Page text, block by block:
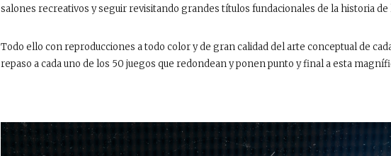
salones recreativos y seguir revisitando grandes títulos fundacionales de la historia de
Todo ello con reproducciones a todo color y de gran calidad del arte conceptual de
repaso a cada uno de los 50 juegos que redondean y ponen punto y final a esta